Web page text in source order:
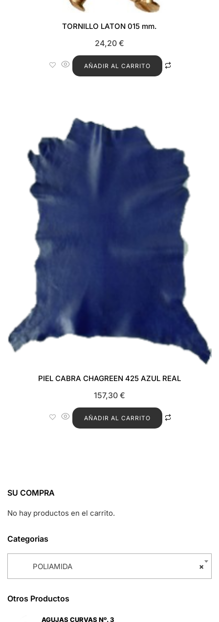
TORNILLO LATON 015 mm.
24,20 €
AÑADIR AL CARRITO
PIEL CABRA CHAGREEN 425 AZUL REAL
157,30 €
AÑADIR AL CARRITO
SU COMPRA
No hay productos en el carrito.
Categorias
×
POLIAMIDA
Otros Productos
AGUJAS CURVAS Nº. 3